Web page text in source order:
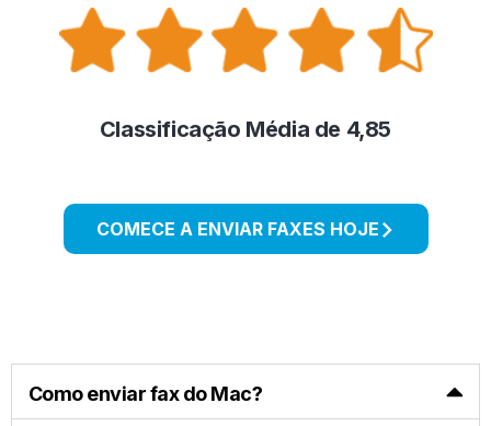
Classificação Média de 4,85
COMECE A ENVIAR FAXES HOJE
Como enviar fax do Mac?